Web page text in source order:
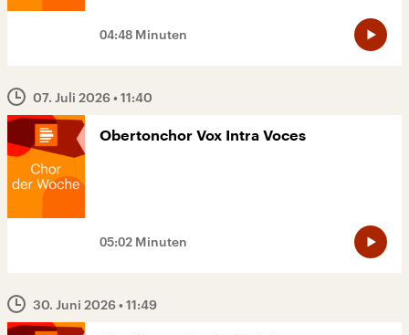
04:48 Minuten
07. Juli 2026• 11:40
Obertonchor Vox Intra Voces
05:02 Minuten
30. Juni 2026• 11:49